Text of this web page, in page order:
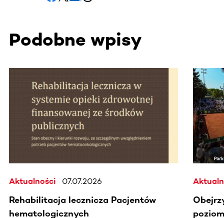
Podobne wpisy
Ta sekcja zawiera treści przewijane w poziomie. Użyj
Aktualności 07.07.2026
Rehabilitacja lecznicza Pacjentów
hematologicznych